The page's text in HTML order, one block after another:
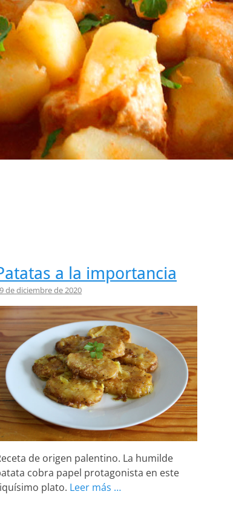
a la importancia
de diciembre de 2020
de origen palentino. La humilde
cobra papel protagonista en este
plato. Leer más …